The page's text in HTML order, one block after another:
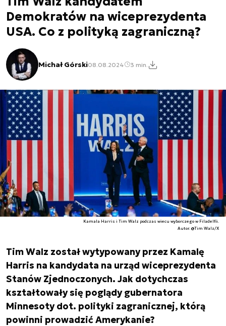
Demokratów na wiceprezydenta
USA. Co z polityką zagraniczną?
Michał Górski08.08.2024 3 min.
Kamala Harris i Tim Walz podczas wiecu wyborczego w Filadelfii.
Autor. @Tim Walz/X
Tim Walz został wytypowany przez Kamalę
Harris na kandydata na urząd wiceprezydenta
Stanów Zjednoczonych. Jak dotychczas
kształtowały się poglądy gubernatora
Minnesoty dot. polityki zagranicznej, którą
powinni prowadzić Amerykanie?